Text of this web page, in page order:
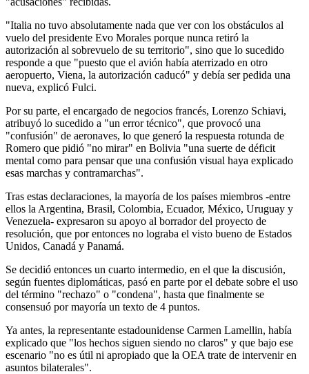
"Italia no tuvo absolutamente nada que ver con los obstáculos al
vuelo del presidente Evo Morales porque nunca retiró la
autorización al sobrevuelo de su territorio", sino que lo sucedido
responde a que "puesto que el avión había aterrizado en otro
aeropuerto, Viena, la autorización caducó" y debía ser pedida una
nueva, explicó Fulci.
Por su parte, el encargado de negocios francés, Lorenzo Schiavi,
atribuyó lo sucedido a "un error técnico", que provocó una
"confusión" de aeronaves, lo que generó la respuesta rotunda de
Romero que pidió "no mirar" en Bolivia "una suerte de déficit
mental como para pensar que una confusión visual haya explicado
esas marchas y contramarchas".
Tras estas declaraciones, la mayoría de los países miembros -entre
ellos la Argentina, Brasil, Colombia, Ecuador, México, Uruguay y
Venezuela- expresaron su apoyo al borrador del proyecto de
resolución, que por entonces no lograba el visto bueno de Estados
Unidos, Canadá y Panamá.
Se decidió entonces un cuarto intermedio, en el que la discusión,
según fuentes diplomáticas, pasó en parte por el debate sobre el uso
del término "rechazo" o "condena", hasta que finalmente se
consensuó por mayoría un texto de 4 puntos.
Ya antes, la representante estadounidense Carmen Lamellin, había
explicado que "los hechos siguen siendo no claros" y que bajo ese
escenario "no es útil ni apropiado que la OEA trate de intervenir en
asuntos bilaterales".